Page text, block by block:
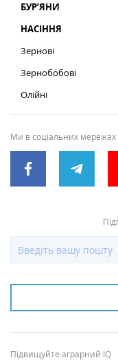
БУР’ЯНИ
НАСІННЯ
Зернові
Зернобобові
Олійні
Ми в соціальних мережах
Підвищуйте аграрний IQ